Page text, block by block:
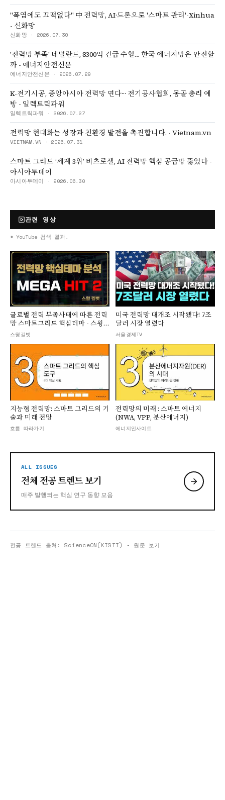
"폭염에도 끄떡없다" 中 전력망, AI·드론으로 '스마트 관리'-Xinhua
- 신화망
신화망· 2026.07.30
'전력망 부족' 네덜란드, 8300억 긴급 수혈… 한국 에너지망은 안전할
까 - 에너지안전신문
에너지안전신문 · 2026.07.29
K-전기시공, 중앙아시아 전력망 연다··· 전기공사협회, 몽골 총리 예
방 - 일렉트릭파워
일렉트릭파워 · 2026.07.27
전력망 현대화는 성장과 친환경 발전을 촉진합니다. - Vietnam.vn
VIETNAM.VN · 2026.07.31
스마트 그리드 ‘세계 3위’ 비츠로셀, AI 전력망 핵심 공급망 뚫었다 -
아시아투데이
아시아투데이 · 2026.06.30
관련 영상
* YouTube 검색 결과.
▶
글로벌 전력 부족사태에 따른 전력
망 스마트그리드 핵심테마 - 스윙
길벗
스윙길벗
▶
미국 전력망 대개조 시작됐다! 7조
달러 시장 열렸다
서울경제TV
▶
지능형 전력망: 스마트 그리드의 기
술과 미래 전망
흐름 따라가기
▶
전력망의 미래 : 스마트 에너지
(NWA, VPP, 분산에너지)
에너지인사이트
ALL ISSUES
전체 전공 트렌드 보기
매주 발행되는 핵심 연구 동향 모음
전공 트렌드 출처: ScienceON(KISTI) - 원문 보기